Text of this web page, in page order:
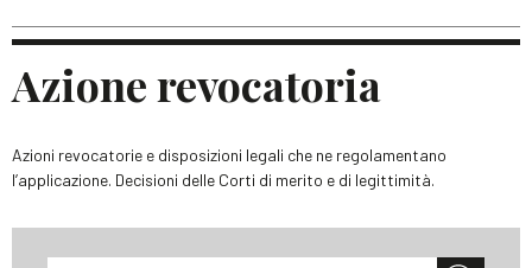
Azione revocatoria
Azioni revocatorie e disposizioni legali che ne regolamentano
l’applicazione. Decisioni delle Corti di merito e di legittimità.